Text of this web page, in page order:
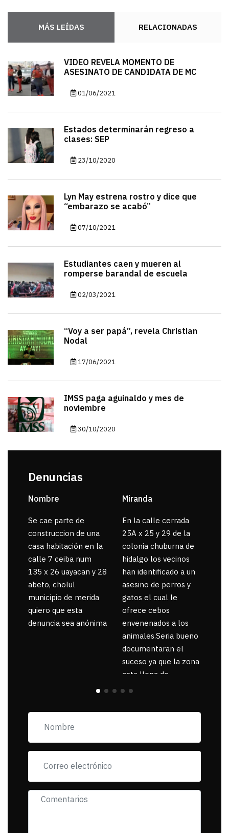
MÁS LEÍDAS RELACIONADAS
VIDEO REVELA MOMENTO DE
ASESINATO DE CANDIDATA DE MC
01/06/2021
Estados determinarán regreso a
clases: SEP
23/10/2020
Lyn May estrena rostro y dice que
“embarazo se acabó”
07/10/2021
Estudiantes caen y mueren al
romperse barandal de escuela
02/03/2021
“Voy a ser papá”, revela Christian
Nodal
17/06/2021
IMSS paga aguinaldo y mes de
noviembre
30/10/2020
Denuncias
Nombre
Se cae parte de
construccion de una
casa habitación en la
calle 7 ceiba num
135 x 26 uayacan y 28
abeto, cholul
municipio de merida
quiero que esta
denuncia sea anónima
Miranda
En la calle cerrada
25A x 25 y 29 de la
colonia chuburna de
hidalgo los vecinos
han identificado a un
asesino de perros y
gatos el cual le
ofrece cebos
envenenados a los
animales.Seria bueno
documentaran el
suceso ya que la zona
esta llena de
pancartas de
exigiendo al asesino
muerta.